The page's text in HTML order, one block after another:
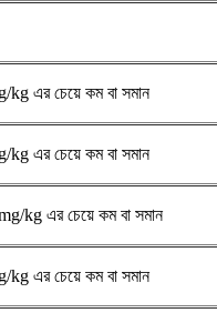
kg এর চেয়ে কম বা সমান
kg এর চেয়ে কম বা সমান
kg এর চেয়ে কম বা সমান
kg এর চেয়ে কম বা সমান